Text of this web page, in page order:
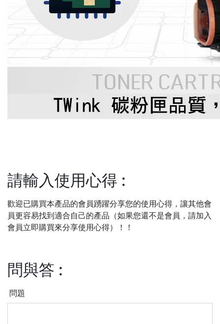
請輸入使用心得 :
歡迎已購買本產品的會員踴躍分享您的使用心得，讓其他會
員更容易找到適合自己的產品（如果您還不是會員，請加入
會員立即購買來分享使用心得）！！
問與答 :
問題